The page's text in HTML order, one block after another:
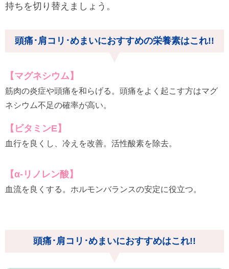
持ちを切り替えましょう。
頭痛･肩コリ･めまいにおすすめの栄養素はこれ!!
【マグネシウム】
筋肉の炎症や頭痛を和らげる。頭痛をよく起こす方はマグ
ネシウム不足の確率が高い。
【ビタミンE】
血行を良くし、冷えを改善。活性酸素を除去。
【α-リノレン酸】
血流を良くする。ホルモンバランスの安定に役立つ。
頭痛･肩コリ･めまいにおすすめはこれ!!